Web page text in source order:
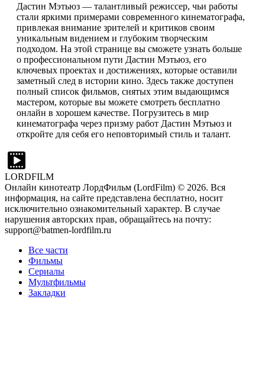
Дастин Мэтьюз — талантливый режиссер, чьи работы
стали яркими примерами современного кинематографа,
привлекая внимание зрителей и критиков своим
уникальным видением и глубоким творческим
подходом. На этой странице вы сможете узнать больше
о профессиональном пути Дастин Мэтьюз, его
ключевых проектах и достижениях, которые оставили
заметный след в истории кино. Здесь также доступен
полный список фильмов, снятых этим выдающимся
мастером, которые вы можете смотреть бесплатно
онлайн в хорошем качестве. Погрузитесь в мир
кинематографа через призму работ Дастин Мэтьюз и
откройте для себя его неповторимый стиль и талант.
LORDFILM
Онлайн кинотеатр ЛордФильм (LordFilm) © 2026. Вся
информация, на сайте представлена бесплатно, носит
исключительно ознакомительный характер. В случае
нарушения авторских прав, обращайтесь на почту:
support@batmen-lordfilm.ru
Все части
Фильмы
Сериалы
Мультфильмы
Закладки